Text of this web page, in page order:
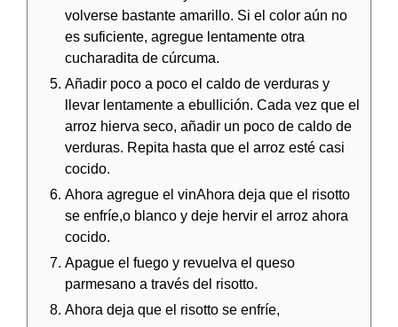
volverse bastante amarillo. Si el color aún no
es suficiente, agregue lentamente otra
cucharadita de cúrcuma.
Añadir poco a poco el caldo de verduras y
llevar lentamente a ebullición. Cada vez que el
arroz hierva seco, añadir un poco de caldo de
verduras. Repita hasta que el arroz esté casi
cocido.
Ahora agregue el vinAhora deja que el risotto
se enfríe,o blanco y deje hervir el arroz ahora
cocido.
Apague el fuego y revuelva el queso
parmesano a través del risotto.
Ahora deja que el risotto se enfríe,